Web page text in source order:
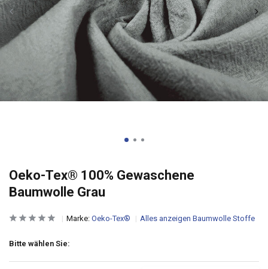
Oeko-Tex® 100% Gewaschene
Baumwolle Grau
Marke: Oeko-Tex® Alles anzeigen Baumwolle Stoffe
Bitte wählen Sie: